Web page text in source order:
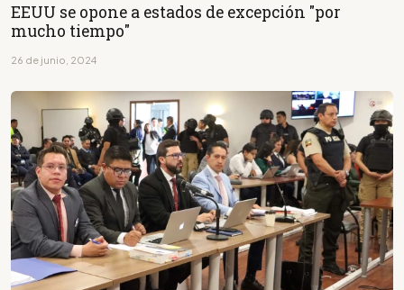
EEUU se opone a estados de excepción "por
mucho tiempo"
26 de junio, 2024